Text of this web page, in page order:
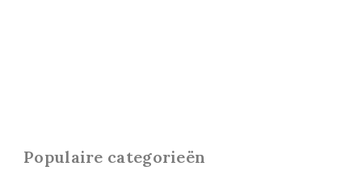
Populaire categorieën